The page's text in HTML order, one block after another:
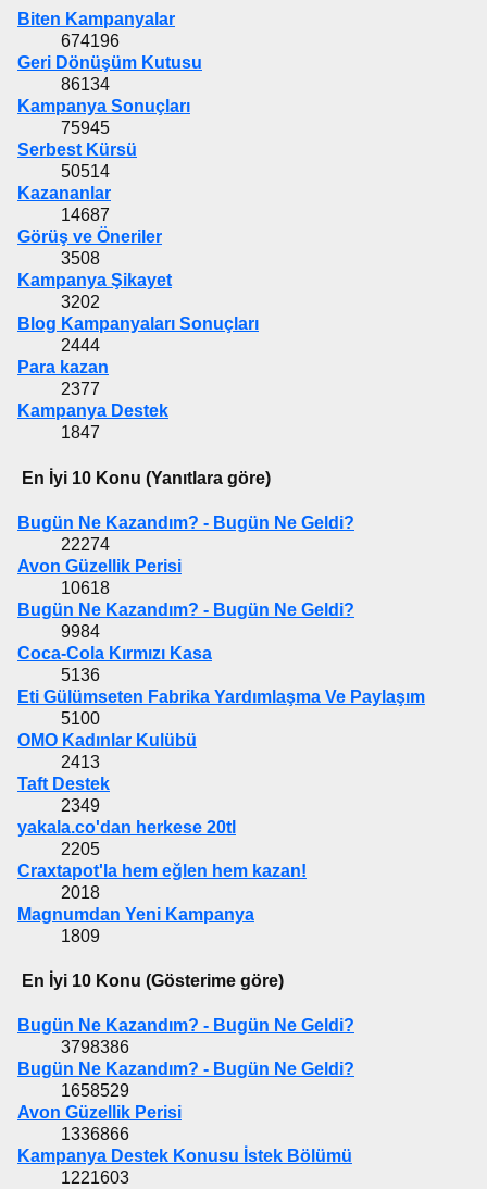
Biten Kampanyalar
674196
Geri Dönüşüm Kutusu
86134
Kampanya Sonuçları
75945
Serbest Kürsü
50514
Kazananlar
14687
Görüş ve Öneriler
3508
Kampanya Şikayet
3202
Blog Kampanyaları Sonuçları
2444
Para kazan
2377
Kampanya Destek
1847
En İyi 10 Konu (Yanıtlara göre)
Bugün Ne Kazandım? - Bugün Ne Geldi?
22274
Avon Güzellik Perisi
10618
Bugün Ne Kazandım? - Bugün Ne Geldi?
9984
Coca-Cola Kırmızı Kasa
5136
Eti Gülümseten Fabrika Yardımlaşma Ve Paylaşım
5100
OMO Kadınlar Kulübü
2413
Taft Destek
2349
yakala.co'dan herkese 20tl
2205
Craxtapot'la hem eğlen hem kazan!
2018
Magnumdan Yeni Kampanya
1809
En İyi 10 Konu (Gösterime göre)
Bugün Ne Kazandım? - Bugün Ne Geldi?
3798386
Bugün Ne Kazandım? - Bugün Ne Geldi?
1658529
Avon Güzellik Perisi
1336866
Kampanya Destek Konusu İstek Bölümü
1221603